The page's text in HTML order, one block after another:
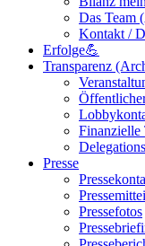
Das Team
Kontakt /
Erfolge💪
Transparenz
Finanzielle
Presse
Pressefotos